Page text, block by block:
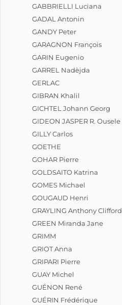
GABBRIELLI Luciana
GADAL Antonin
GANDY Peter
GARAGNON François
GARIN Eugenio
GARREL Nadèjda
GERLAC
GIBRAN Khalil
GICHTEL Johann Georg
GIDEON JASPER R. Ousele
GILLY Carlos
GOETHE
GOHAR Pierre
GOLDSAITO Katrina
GOMES Michael
GOUGAUD Henri
GRAYLING Anthony Clifford
GREEN Miranda Jane
GRIMM
GRIOT Anna
GRIPARI Pierre
GUAY Michel
GUÉNON René
GUÉRIN Frédérique